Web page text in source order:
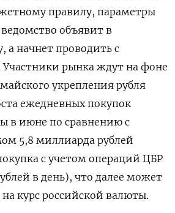
правилу, параметры
объявит в
а начнет проводить с
рынка ждут на фоне
укрепления рубля
ежедневных ​покупок
в июне по сравнению с
5,8 миллиарда рублей
с учетом операций ЦБР
в день), что далее может
курс российской валюты.